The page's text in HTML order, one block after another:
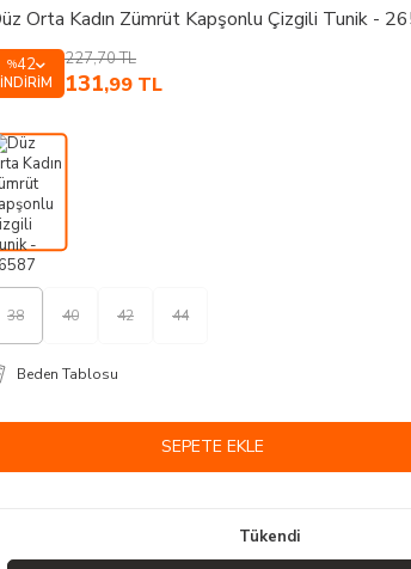
Orta Kadın Zümrüt Kapşonlu Çizgili Tunik -
%42
İNDIRIM
227,70TL
131,99 TL
38 40 42 44
Beden Tablosu
SEPETE EKLE
Tükendi